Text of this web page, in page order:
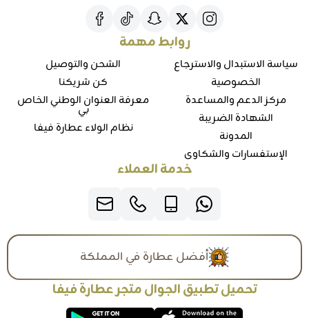
روابط مهمة
سياسة الاستبدال والاسترجاع
الخصوصية
مركز الدعم والمساعدة
الشهادة الضريبة
المدونة
الإستفسارات والشكاوي
الشحن والتوصيل
كن شريكنا
معرفة العنوان الوطني الخاص
بي
نظام الولاء عطارة فيفا
خدمة العملاء
أفضل عطارة في المملكة
تحميل تطبيق الجوال متجر عطارة فيفا